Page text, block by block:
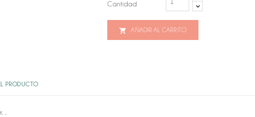
Cantidad
 AÑADIR AL CARRITO
PRODUCTO
.